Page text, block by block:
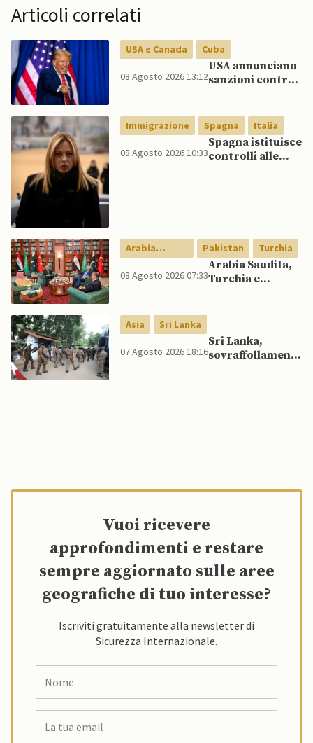
Articoli correlati
USA e Canada Cuba
08 Agosto 2026 13:12
USA annunciano
sanzioni contro
Immigrazione Spagna Italia
08 Agosto 2026 10:33
Spagna istituisce
controlli alle
spagnoli
Arabia
Saudita
Pakistan Turchia
08 Agosto 2026 07:33
Arabia Saudita,
Turchia e
Asia Sri Lanka
07 Agosto 2026 18:16
Sri Lanka,
sovraffollamento
Vuoi ricevere
approfondimenti e restare
sempre aggiornato sulle aree
geografiche di tuo interesse?
Iscriviti gratuitamente alla newsletter di
Sicurezza Internazionale.